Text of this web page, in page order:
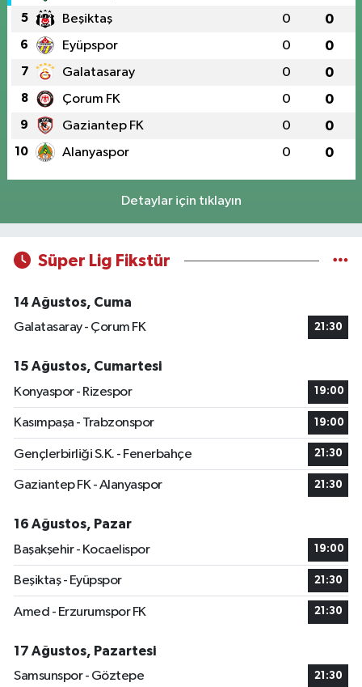
5 Beşiktaş 0 0
6 Eyüpspor 0 0
7 Galatasaray 0 0
8 Çorum FK 0 0
9 Gaziantep FK 0 0
10 Alanyaspor 0 0
Detaylar için tıklayın
Süper Lig Fikstür
14 Ağustos, Cuma
Galatasaray - Çorum FK
21:30
15 Ağustos, Cumartesi
Konyaspor - Rizespor
19:00
Kasımpaşa - Trabzonspor 19:00
Gençlerbirliği S.K. - Fenerbahçe 21:30
Gaziantep FK - Alanyaspor 21:30
16 Ağustos, Pazar
Başakşehir - Kocaelispor
19:00
Beşiktaş - Eyüpspor 21:30
Amed - Erzurumspor FK 21:30
17 Ağustos, Pazartesi
Samsunspor - Göztepe
21:30